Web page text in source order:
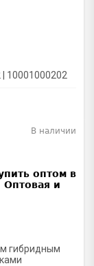
10001000202
гибридным
В наличии